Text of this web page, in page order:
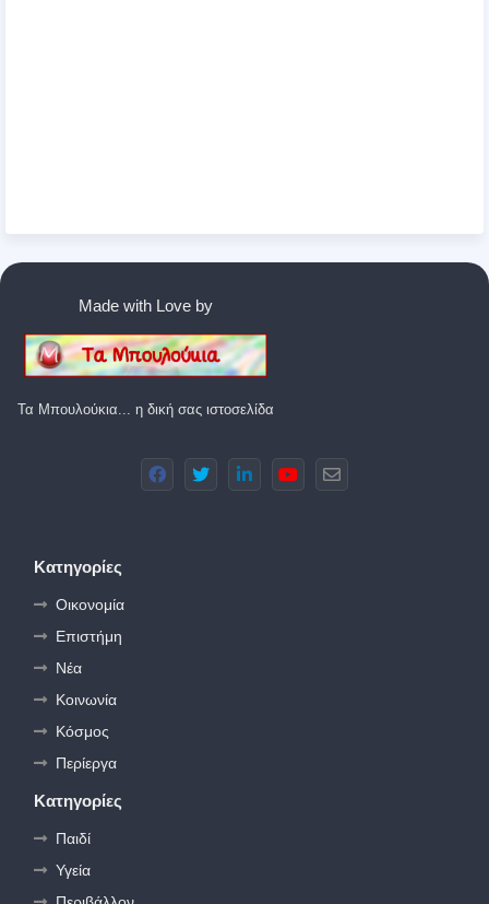
Made with Love by
Τα Μπουλούκια... η δική σας ιστοσελίδα
Κατηγορίες
Οικονομία
Επιστήμη
Νέα
Κοινωνία
Κόσμος
Περίεργα
Κατηγορίες
Παιδί
Υγεία